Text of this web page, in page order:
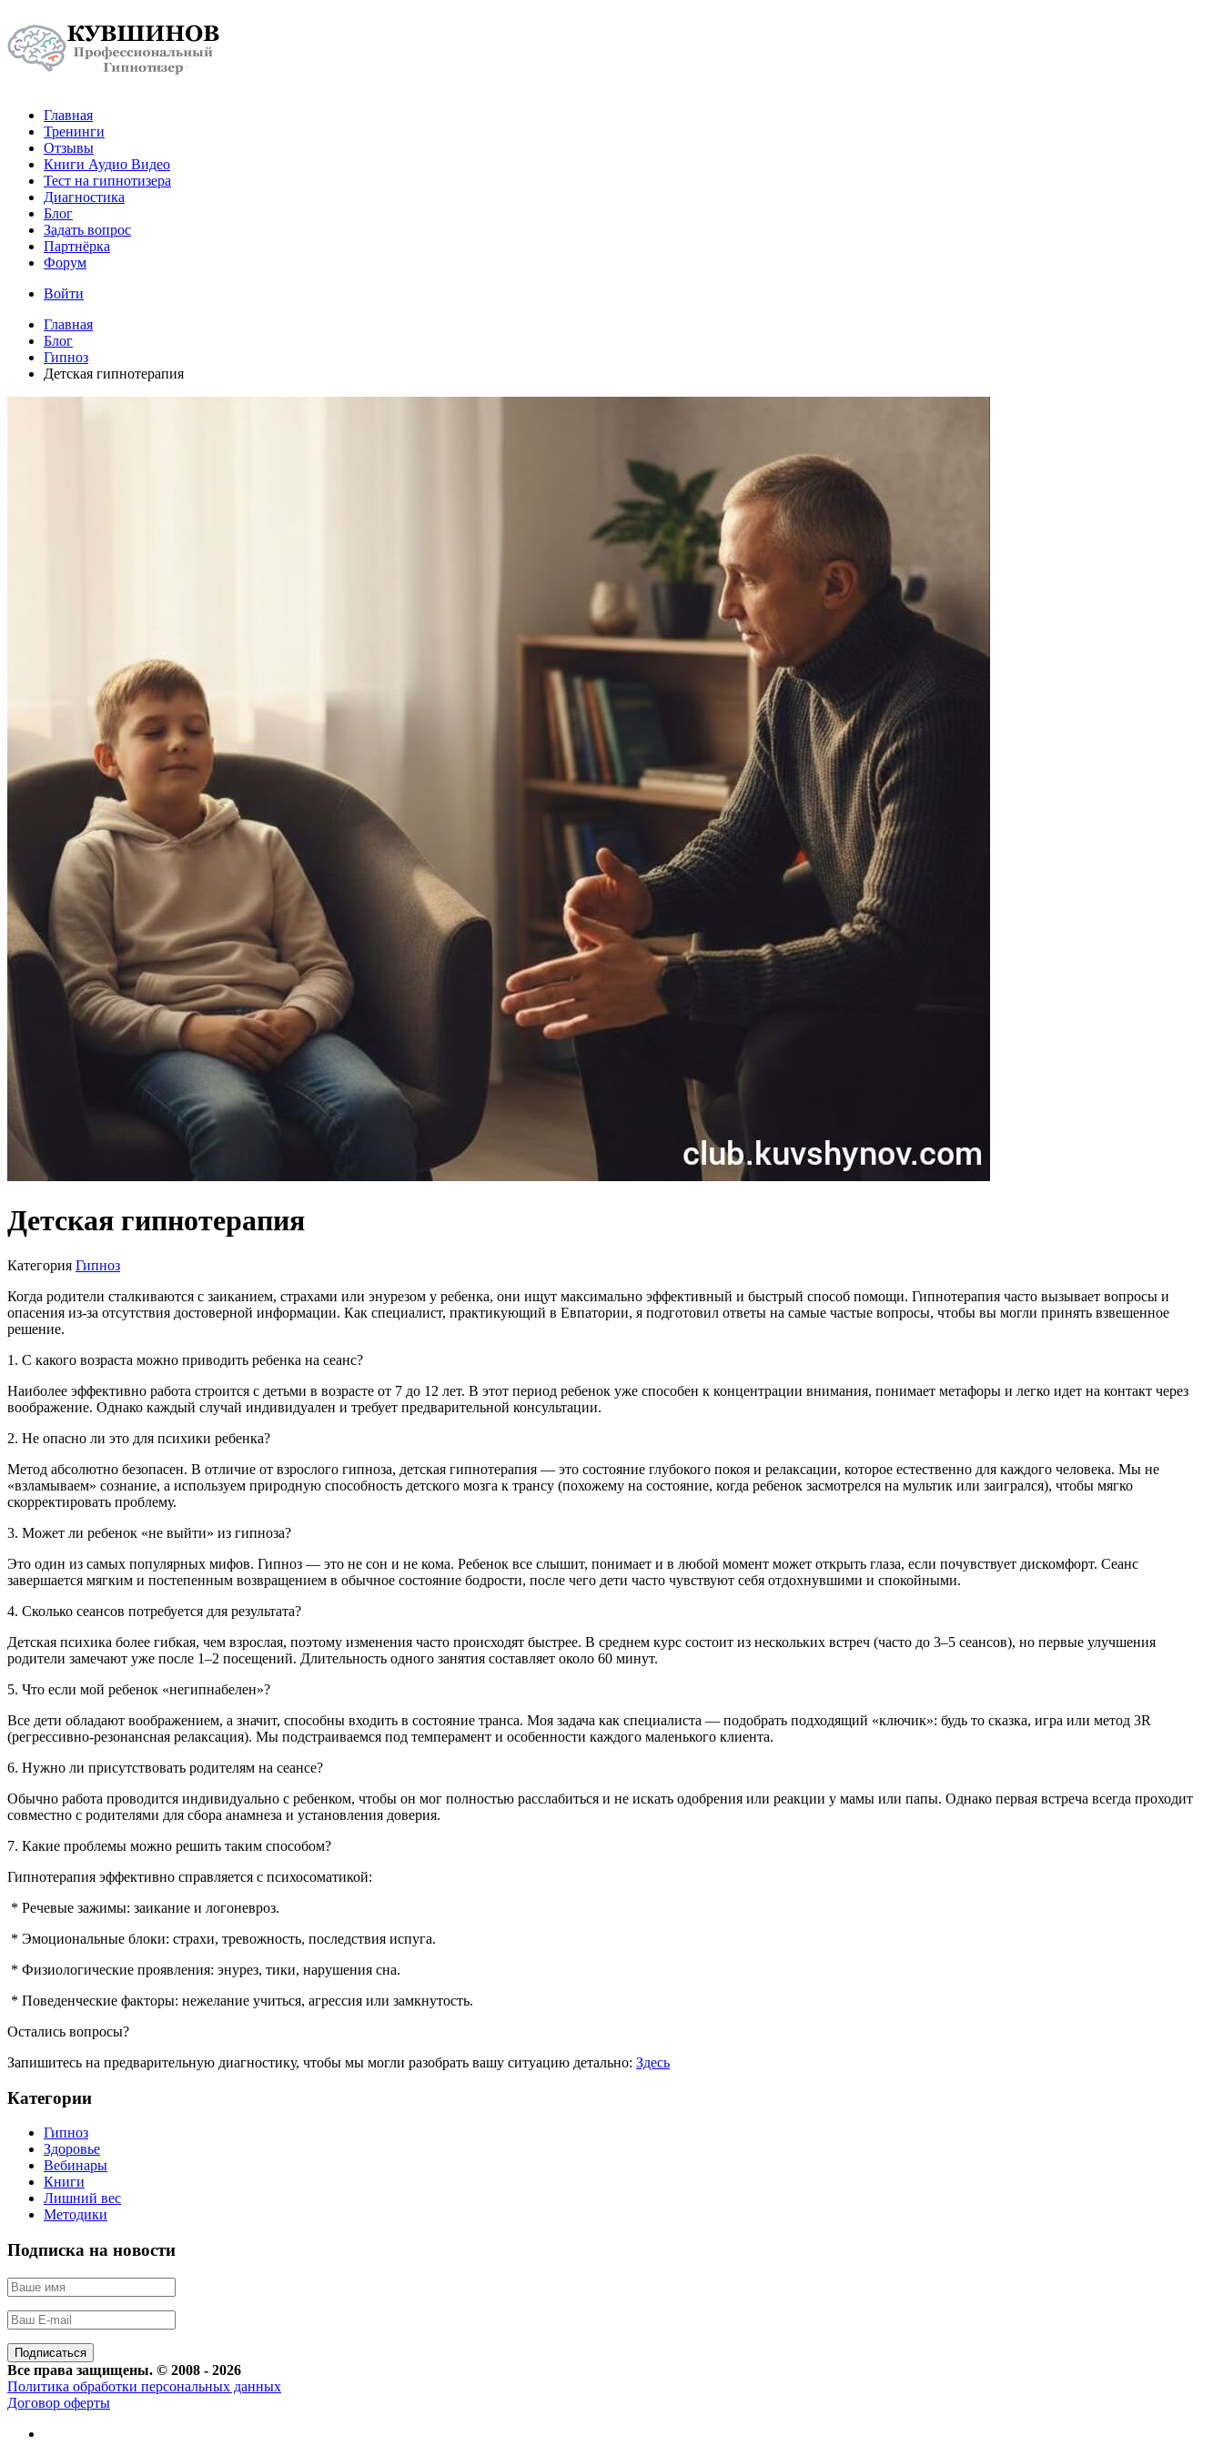
Главная
Тренинги
Отзывы
Книги Аудио Видео
Тест на гипнотизера
Диагностика
Блог
Задать вопрос
Партнёрка
Форум
Войти
Главная
Блог
Гипноз
Детская гипнотерапия
Детская гипнотерапия
Категория Гипноз
Когда родители сталкиваются с заиканием, страхами или энурезом у ребенка, они ищут максимально эффективный и быстрый способ помощи. Гипнотерапия часто вызывает вопросы и
опасения из-за отсутствия достоверной информации. Как специалист, практикующий в Евпатории, я подготовил ответы на самые частые вопросы, чтобы вы могли принять взвешенное
решение.
1. С какого возраста можно приводить ребенка на сеанс?
Наиболее эффективно работа строится с детьми в возрасте от 7 до 12 лет. В этот период ребенок уже способен к концентрации внимания, понимает метафоры и легко идет на контакт через
воображение. Однако каждый случай индивидуален и требует предварительной консультации.
2. Не опасно ли это для психики ребенка?
Метод абсолютно безопасен. В отличие от взрослого гипноза, детская гипнотерапия — это состояние глубокого покоя и релаксации, которое естественно для каждого человека. Мы не
«взламываем» сознание, а используем природную способность детского мозга к трансу (похожему на состояние, когда ребенок засмотрелся на мультик или заигрался), чтобы мягко
скорректировать проблему.
3. Может ли ребенок «не выйти» из гипноза?
Это один из самых популярных мифов. Гипноз — это не сон и не кома. Ребенок все слышит, понимает и в любой момент может открыть глаза, если почувствует дискомфорт. Сеанс
завершается мягким и постепенным возвращением в обычное состояние бодрости, после чего дети часто чувствуют себя отдохнувшими и спокойными.
4. Сколько сеансов потребуется для результата?
Детская психика более гибкая, чем взрослая, поэтому изменения часто происходят быстрее. В среднем курс состоит из нескольких встреч (часто до 3–5 сеансов), но первые улучшения
родители замечают уже после 1–2 посещений. Длительность одного занятия составляет около 60 минут.
5. Что если мой ребенок «негипнабелен»?
Все дети обладают воображением, а значит, способны входить в состояние транса. Моя задача как специалиста — подобрать подходящий «ключик»: будь то сказка, игра или метод 3R
(регрессивно-резонансная релаксация). Мы подстраиваемся под темперамент и особенности каждого маленького клиента.
6. Нужно ли присутствовать родителям на сеансе?
Обычно работа проводится индивидуально с ребенком, чтобы он мог полностью расслабиться и не искать одобрения или реакции у мамы или папы. Однако первая встреча всегда проходит
совместно с родителями для сбора анамнеза и установления доверия.
7. Какие проблемы можно решить таким способом?
Гипнотерапия эффективно справляется с психосоматикой:
* Речевые зажимы: заикание и логоневроз.
* Эмоциональные блоки: страхи, тревожность, последствия испуга.
* Физиологические проявления: энурез, тики, нарушения сна.
* Поведенческие факторы: нежелание учиться, агрессия или замкнутость.
Остались вопросы?
Запишитесь на предварительную диагностику, чтобы мы могли разобрать вашу ситуацию детально: Здесь
Категории
Гипноз
Здоровье
Вебинары
Книги
Лишний вес
Методики
Подписка на новости
Все права защищены. © 2008 - 2026
Политика обработки персональных данных
Договор оферты